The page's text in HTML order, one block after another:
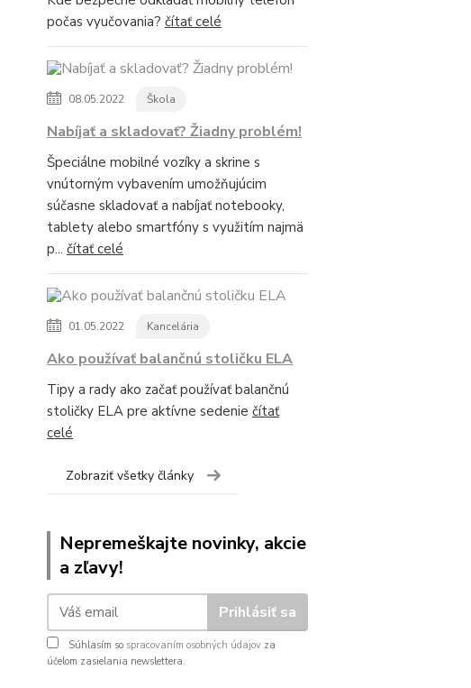
počas vyučovania? čítať celé
08.05.2022 Škola
Nabíjať a skladovať? Žiadny problém!
Špeciálne mobilné vozíky a skrine s
vnútorným vybavením umožňujúcim
súčasne skladovať a nabíjať notebooky,
tablety alebo smartfóny s využitím najmä
p... čítať celé
01.05.2022 Kancelária
Ako používať balančnú stoličku ELA
Tipy a rady ako začať používať balančnú
stoličky ELA pre aktívne sedenie čítať
celé
Zobraziť všetky články
Nepremeškajte novinky, akcie
a zľavy!
Prihlásiť sa
Súhlasím so spracovaním osobných údajov za
účelom zasielania newslettera.